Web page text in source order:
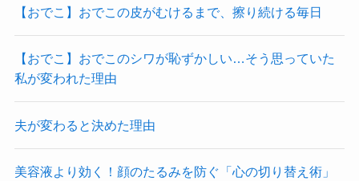
【おでこ】おでこの皮がむけるまで、擦り続ける毎日
【おでこ】おでこのシワが恥ずかしい…そう思っていた
私が変われた理由
夫が変わると決めた理由
美容液より効く！顔のたるみを防ぐ「心の切り替え術」